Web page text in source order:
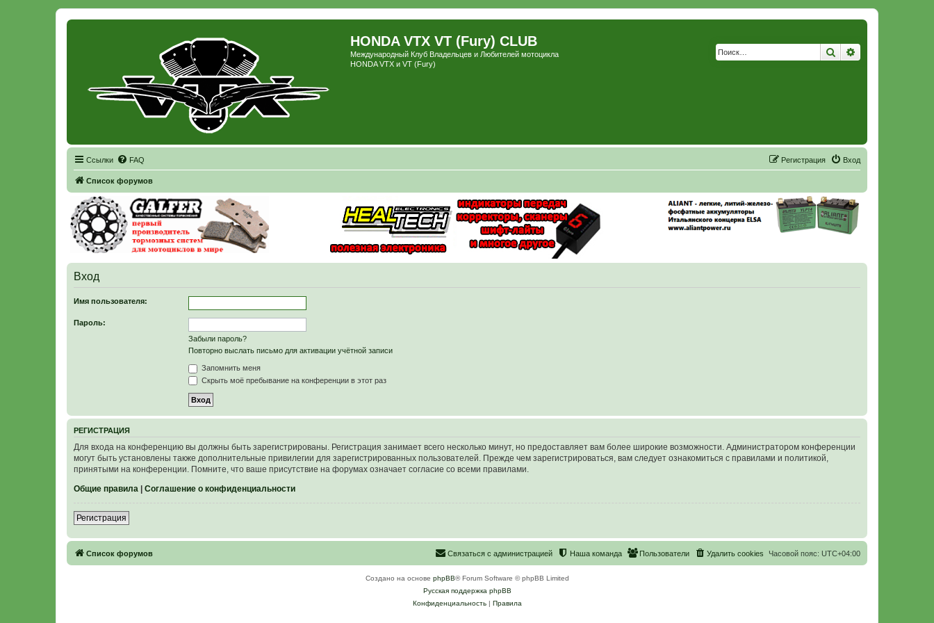
HONDA VTX VT (Fury) CLUB
Международный Клуб Владельцев и Любителей мотоцикла
HONDA VTX и VT (Fury)
Поиск
Ссылки FAQ Вход
Регистрация
Список форумов
Вход
Имя пользователя:
Пароль:
Забыли пароль?
Повторно выслать письмо для активации учётной записи
Запомнить меня
Скрыть моё пребывание на конференции в этот раз
РЕГИСТРАЦИЯ
Для входа на конференцию вы должны быть зарегистрированы. Регистрация занимает всего несколько минут, но предоставляет вам более широкие возможности. Администратором конференции
могут быть установлены также дополнительные привилегии для зарегистрированных пользователей. Прежде чем зарегистрироваться, вам следует ознакомиться с правилами и политикой,
принятыми на конференции. Помните, что ваше присутствие на форумах означает согласие со всеми правилами.
Общие правила | Соглашение о конфиденциальности
Регистрация
Список форумов Часовой пояс: UTC+04:00
Удалить cookies
Пользователи
Наша команда
Связаться с
Связаться с администрацией
Создано на основе phpBB® Forum Software © phpBB Limited
Русская поддержка phpBB
Конфиденциальность| Правила